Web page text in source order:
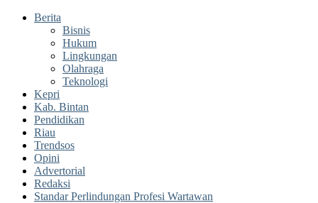
Berita
Bisnis
Hukum
Lingkungan
Olahraga
Teknologi
Kepri
Kab. Bintan
Pendidikan
Riau
Trendsos
Opini
Advertorial
Redaksi
Standar Perlindungan Profesi Wartawan